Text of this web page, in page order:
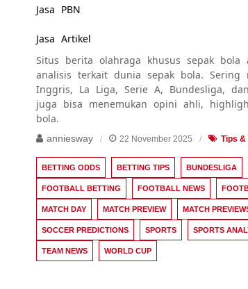
Jasa PBN
Jasa Artikel
Situs berita olahraga khusus sepak
analisis terkait dunia sepak bola.
Inggris, La Liga, Serie A, Bundesliga,
juga bisa menemukan opini ahli,
bola.
anniesway 22 November 2025 Tips &
BETTING ODDS BETTING TIPS BUNDESLIGA
FOOTBALL BETTING FOOTBALL NEWS
MATCH DAY MATCH PREVIEW MATCH
SOCCER PREDICTIONS SPORTS SPORTS
TEAM NEWS WORLD CUP